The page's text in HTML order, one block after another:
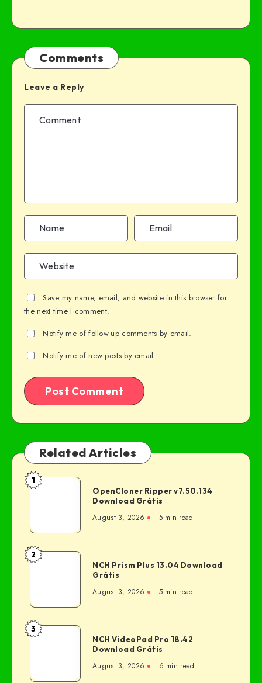
Comments
Leave a Reply
Save my name, email, and website in this browser for
the next time I comment.
Notify me of follow-up comments by email.
Notify me of new posts by email.
Related Articles
1
OpenCloner Ripper v7.50.134
Download Grátis
August 3, 2026 5 min read
2
NCH Prism Plus 13.04 Download
Grátis
August 3, 2026 5 min read
3
NCH VideoPad Pro 18.42
Download Grátis
August 3, 2026 6 min read